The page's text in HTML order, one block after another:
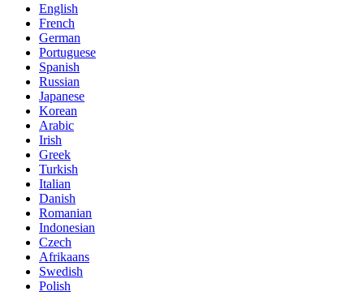
English
French
German
Portuguese
Spanish
Russian
Japanese
Korean
Arabic
Irish
Greek
Turkish
Italian
Danish
Romanian
Indonesian
Czech
Afrikaans
Swedish
Polish